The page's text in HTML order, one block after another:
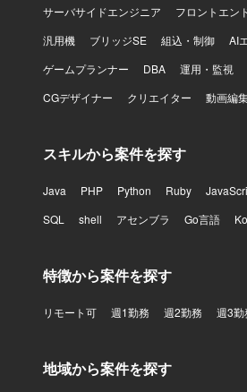
サーバサイドエンジニア フロントエン
汎用機
ブリッジSE 組込・制御 AI
ゲームプランナー
DBA 運用・監視
CGデザイナー
クリエイター 動画編
スキルから案件を探す
Java PHP Python Ruby
SQL
shell アセンブラ Go言語
特徴から案件を探す
リモート可 週1勤務 週2勤務 週3勤
地域から案件を探す